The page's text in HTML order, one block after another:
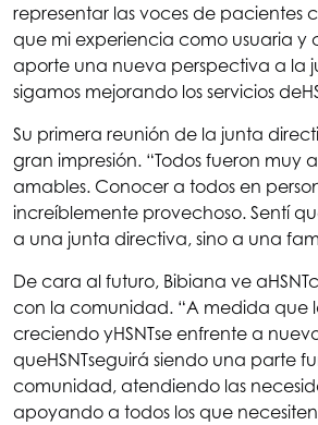
representar las voces de pacientes
que mi experiencia como usuaria y
aporte una nueva perspectiva a la
sigamos mejorando los servicios de
Su primera reunión de la junta
gran impresión. “Todos fueron muy
amables. Conocer a todos en
increíblemente provechoso. Sentí
a una junta directiva, sino a una
De cara al futuro, Bibiana ve aHSNT
con la comunidad. “A medida que
creciendo yHSNTse enfrente a
queHSNTseguirá siendo una parte
comunidad, atendiendo las
apoyando a todos los que